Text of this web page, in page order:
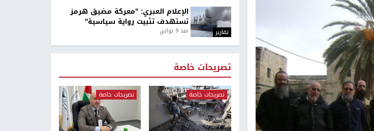
تقارير
الإعلام العبري: "معركة مضيق هرمز
تستهدف تثبيت رواية سياسية"
منذ 9 ثواني
تصريحات خاصة
تصريحات خاصة تصريحات خاصة